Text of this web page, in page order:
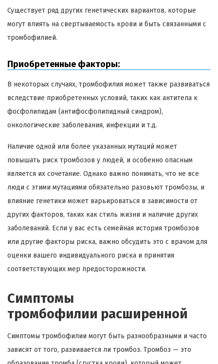
Существует ряд других генетических вариантов, которые
могут влиять на свертываемость крови и быть связанными с
тромбофилией.
Приобретенные факторы:
В некоторых случаях, тромбофилия может также развиваться
вследствие приобретенных условий, таких как антитела к
фосфолипидам (антифосфолипидный синдром),
онкологические заболевания, инфекции и т.д.
Наличие одной или более указанных мутаций может
повышать риск тромбозов у людей, и особенно опасным
является их сочетание. Однако важно понимать, что не все
люди с этими мутациями обязательно разовьют тромбозы, и
влияние генетики может варьироваться в зависимости от
других факторов, таких как стиль жизни и наличие других
заболеваний. Если у вас есть семейная история тромбозов
или другие факторы риска, важно обсудить это с врачом для
оценки вашего индивидуального риска и принятия
соответствующих мер предосторожности.
Симптомы
тромбофилии расширенной
Симптомы тромбофилии могут быть разнообразными и часто
зависят от того, развивается ли тромбоз. Тромбоз — это